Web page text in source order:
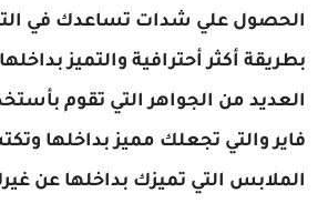
الحصول علي شدات تساعدك في
بطريقة أكثر أحترافية والتميز
العديد من الجواهر التي تقوم
فاير والتي تجعلك مميز بداخلها
الملابس التي تميزك بداخلها عن